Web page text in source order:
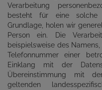
Verarbeitung
besteht für eine solche
Grundlage, holen wir
Person ein. Die
beispielsweise des
Telefonnummer einer
Einklang mit der
Übereinstimmung mit
geltenden